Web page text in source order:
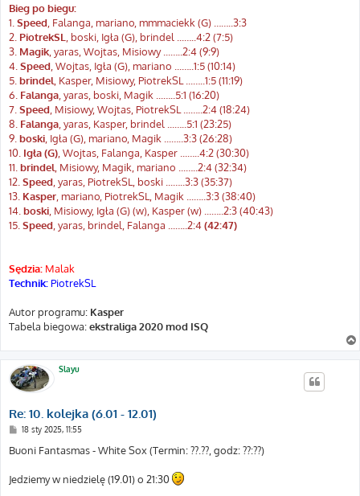
Bieg po biegu:
1. Speed , Falanga, mariano, mmmaciekk (G) ……..3:3
2. PiotrekSL
, boski, Igła (G), brindel ...…..4:2 (7:5)
3. Magik , yaras, Wojtas, Misiowy ...…..2:4 (9:9)
4. Speed , Wojtas, Igła (G), mariano ...…..1:5 (10:14)
5. brindel , Kasper, Misiowy, PiotrekSL ...…..1:5 (11:19)
6. Falanga , yaras, boski, Magik ...…..5:1 (16:20)
7. Speed , Misiowy, Wojtas, PiotrekSL ...…..2:4 (18:24)
8. Falanga , yaras, Kasper, brindel ...…..5:1 (23:25)
9. boski , Igła (G), mariano, Magik ...…..3:3 (26:28)
10. Igła (G) , Wojtas, Falanga, Kasper ...…..4:2 (30:30)
11. brindel , Misiowy, Magik, mariano ...…..2:4 (32:34)
12. Speed , yaras, PiotrekSL, boski ...…..3:3 (35:37)
13. Kasper , mariano, PiotrekSL, Magik ...…..3:3 (38:40)
14. boski , Misiowy, Igła (G) (w), Kasper (w) ...…..2:3 (40:43)
15. Speed , yaras, brindel, Falanga ...…..2:4(42:47)
Sędzia: Malak
Technik: PiotrekSL
Autor programu: Kasper
Tabela biegowa:ekstraliga 2020 mod ISQ
Slayu
Re: 10. kolejka (6.01 - 12.01)
P
s
t
18 sty 2025, 11:55
Buoni Fantasmas - White Sox (Termin: ??.??, godz: ??:??)
Jedziemy w niedzielę (19.01) o 21:30